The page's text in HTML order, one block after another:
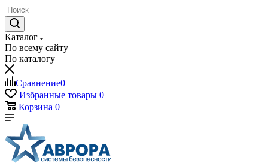
Каталог
По всему сайту
По каталогу
Сравнение0
Избранные товары 0
Корзина 0